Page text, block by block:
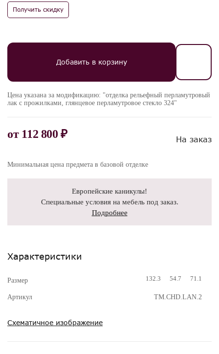
Получить скидку
Добавить в корзину
Цена указана за модификацию: "отделка рельефный перламутровый
лак с прожилками, глянцевое перламутровое стекло 324"
от 112 800 ₽ На заказ
Минимальная цена предмета в базовой отделке
Европейские каникулы!
Специальные условия на мебель под заказ.
Подробнее
Характеристики
Размер 132.3 54.7 71.1
Артикул TM.CHD.LAN.2
Схематичное изображение